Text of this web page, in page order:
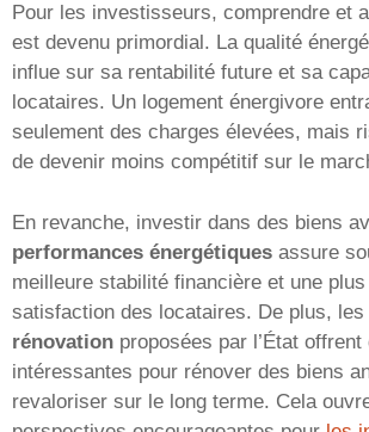
Pour les investisseurs, comprendre et
est devenu primordial. La qualité
influe sur sa rentabilité future et sa
locataires. Un logement énergivore
seulement des charges élevées, mais
de devenir moins compétitif sur le
En revanche, investir dans des biens
performances énergétiques assure
meilleure stabilité financière et une
satisfaction des locataires. De plus, les
rénovation proposées par l’État
intéressantes pour rénover des biens
revaloriser sur le long terme. Cela